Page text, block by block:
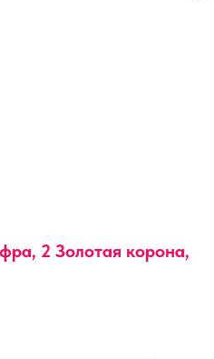
2 Золотая корона,